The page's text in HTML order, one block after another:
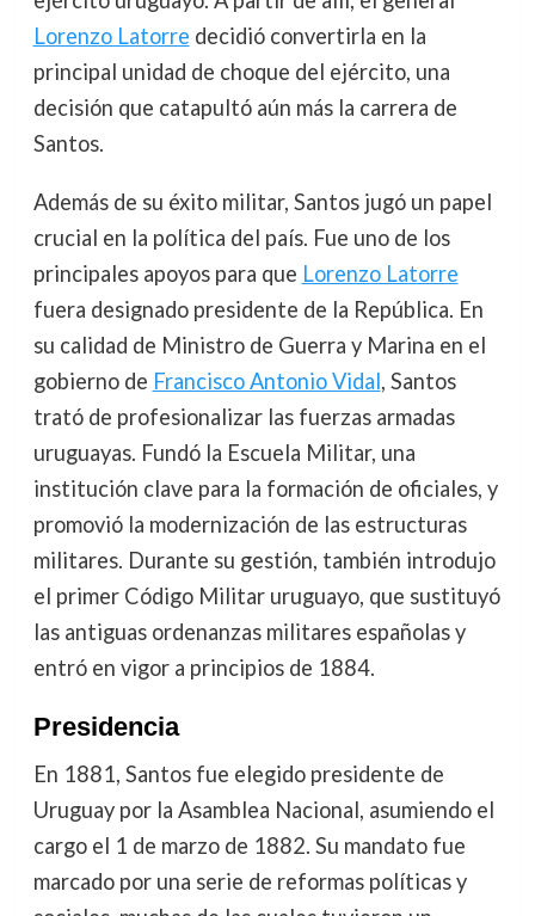
Lorenzo Latorre decidió convertirla en la
principal unidad de choque del ejército, una
decisión que catapultó aún más la carrera de
Santos.
Además de su éxito militar, Santos jugó un papel
crucial en la política del país. Fue uno de los
principales apoyos para que Lorenzo Latorre
fuera designado presidente de la República. En
su calidad de Ministro de Guerra y Marina en el
gobierno de Francisco Antonio Vidal, Santos
trató de profesionalizar las fuerzas armadas
uruguayas. Fundó la Escuela Militar, una
institución clave para la formación de oficiales, y
promovió la modernización de las estructuras
militares. Durante su gestión, también introdujo
el primer Código Militar uruguayo, que sustituyó
las antiguas ordenanzas militares españolas y
entró en vigor a principios de 1884.
Presidencia
En 1881, Santos fue elegido presidente de
Uruguay por la Asamblea Nacional, asumiendo el
cargo el 1 de marzo de 1882. Su mandato fue
marcado por una serie de reformas políticas y